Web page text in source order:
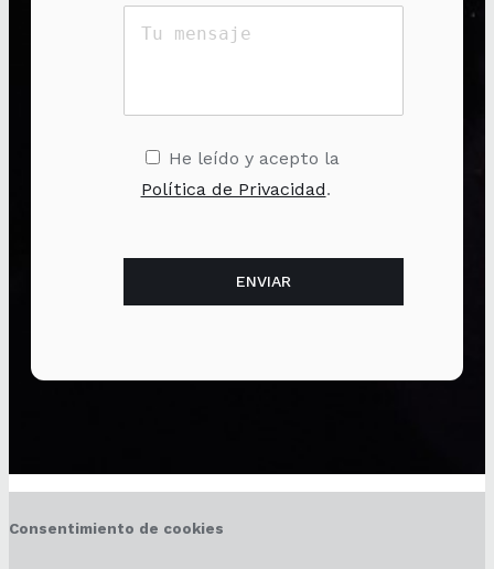
He leído y acepto la
Política de Privacidad.
Consentimiento de cookies